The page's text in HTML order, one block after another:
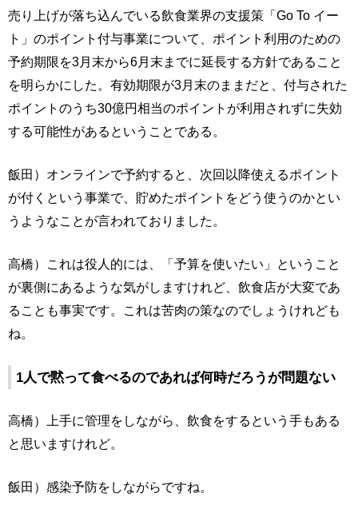
売り上げが落ち込んでいる飲食業界の支援策「Go To イー
ト」のポイント付与事業について、ポイント利用のための
予約期限を3月末から6月末までに延長する方針であること
を明らかにした。有効期限が3月末のままだと、付与された
ポイントのうち30億円相当のポイントが利用されずに失効
する可能性があるということである。
飯田）オンラインで予約すると、次回以降使えるポイント
が付くという事業で、貯めたポイントをどう使うのかとい
うようなことが言われておりました。
高橋）これは役人的には、「予算を使いたい」ということ
が裏側にあるような気がしますけれど、飲食店が大変であ
ることも事実です。これは苦肉の策なのでしょうけれども
ね。
1人で黙って食べるのであれば何時だろうが問題ない
高橋）上手に管理をしながら、飲食をするという手もある
と思いますけれど。
飯田）感染予防をしながらですね。